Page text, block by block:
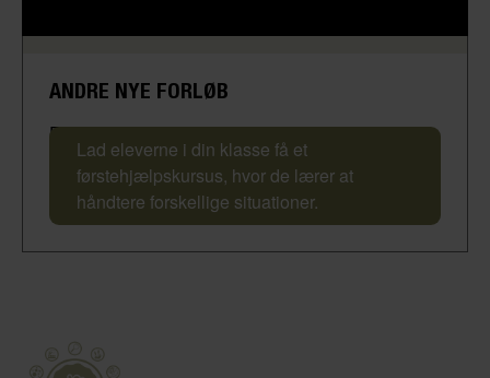
ANDRE NYE FORLØB
Førstehjælpskursus
Lad eleverne i din klasse få et
førstehjælpskursus, hvor de lærer at
håndtere forskellige situationer.